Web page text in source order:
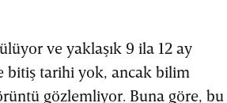
ve yaklaşık 9 ila 12 ay
bitiş tarihi yok, ancak bilim
gözlemliyor. Buna göre, bu